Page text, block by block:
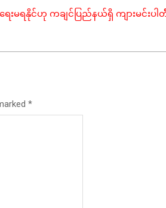
းမရနိုင်ဟု ကချင်ပြည်နယ်ရှိ ကျားမင်း
*